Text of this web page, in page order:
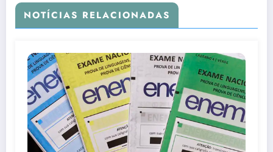
NOTÍCIAS RELACIONADAS